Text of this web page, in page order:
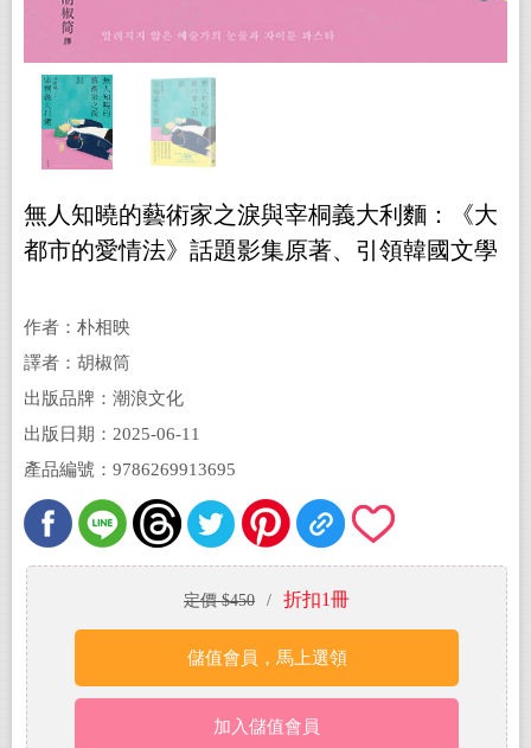
無人知曉的藝術家之淚與宰桐義大利麵：《大
都市的愛情法》話題影集原著、引領韓國文學
作者：朴相映
譯者：胡椒筒
出版品牌：潮浪文化
出版日期：2025-06-11
產品編號：9786269913695
定價 $450 / 折扣1冊
儲值會員，馬上選領
加入儲值會員